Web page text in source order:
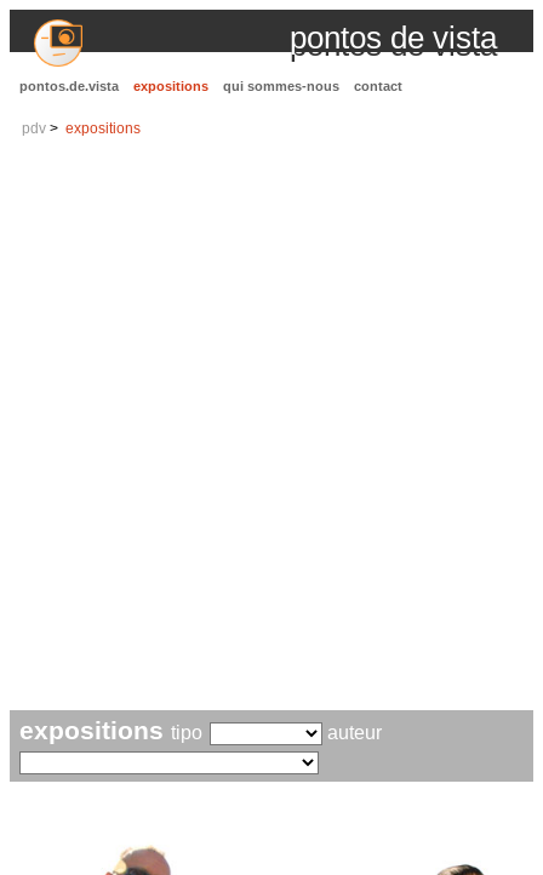
pontos de vista
pontos.de.vista expositions qui sommes-nous contact
pdv expositions
expositions tipo auteur